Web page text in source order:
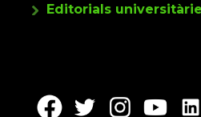
Editorials